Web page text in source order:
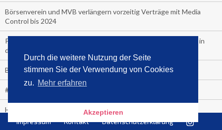
Durch die weitere Nutzung der Seite
stimmen Sie der Verwendung von Cookies
zu. Mehr erfahren
Akzeptieren
Börsenverein und MVB verlängern vorzeitig Verträge mit Media
Control bis 2024
PocketBook, Ceebo und Umbreit bringen Hörbuch-Downloads in
die Cloud
Bella Bella
#1-Bestseller: "Das ist Alpha!" von Kollegah
Hammer! "Fear: Trump in the White House" (auf Englisch) von
Impressum Kontakt Datenschutzerklärung